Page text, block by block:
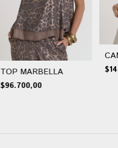
TOP MARBELLA
$96.700,00